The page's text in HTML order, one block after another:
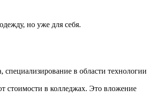
но уже для себя.
специализирование в области технологии
стоимости в колледжах. Это вложение